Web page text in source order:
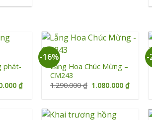
tại
phát-
₫Giá
tại
1.080.000 ₫.
-16%
+
Lẵng Hoa Chúc Mừng –
CM243
1.290.000₫ Giá
là:
1.080.000₫Giá
tại
-